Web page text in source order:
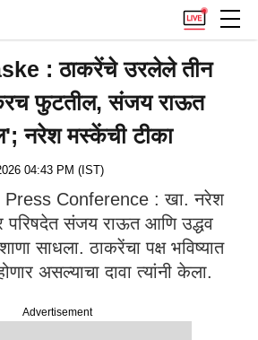
: ठाकरेंचे उरलेले तीन
फुटतील, संजय राऊत
नरेश मस्केंची टीका
Advertisement
04:43 PM (IST)
Conference : खा. नरेश
परिषदेत संजय राऊत आणि उद्धव
साधला. ठाकरेंचा पक्ष भविष्यात
असल्याचा दावा त्यांनी केला.